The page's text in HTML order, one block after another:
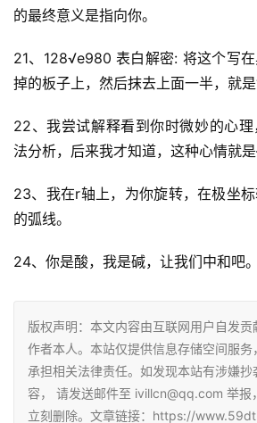
的最终意义是指向你。
21、128√e980 表白解密: 将这个写
掉的板子上，然后抹去上面一半，就是
22、我尝试解释看到你时微妙的心
法分析，后来我才知道，这种心情就
23、我在r轴上，为你旋转，在极坐
的弧线。
24、你是酸，我是碱，让我们中和吧。
版权声明：本文内容由互联网用户自发
作者本人。本站仅提供信息存储空间服
承担相关法律责任。如发现本站有涉嫌
容， 请发送邮件至 ivillcn@qq.com 举报
立刻删除。文章链接：https://